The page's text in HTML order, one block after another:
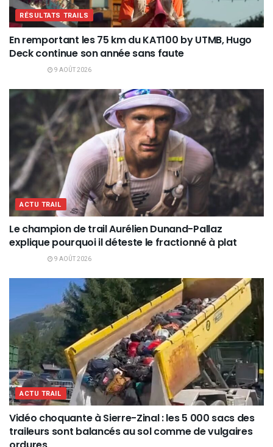
RÉSULTATS TRAILS
En remportant les 75 km du KAT100 by UTMB, Hugo
Deck continue son année sans faute
9 AOÛT 2026
ACTU TRAIL
Le champion de trail Aurélien Dunand-Pallaz
explique pourquoi il déteste le fractionné à plat
9 AOÛT 2026
ACTU TRAIL
Vidéo choquante à Sierre-Zinal : les 5 000 sacs des
traileurs sont balancés au sol comme de vulgaires